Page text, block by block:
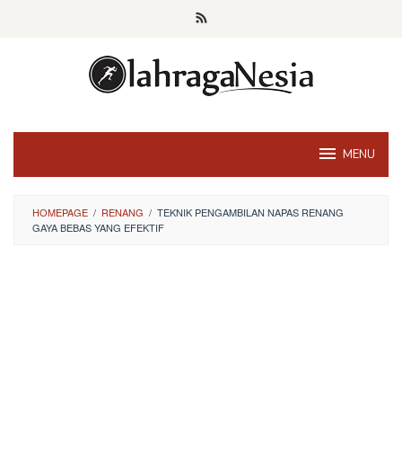
MENU
HOMEPAGE / RENANG / TEKNIK PENGAMBILAN NAPAS RENANG
GAYA BEBAS YANG EFEKTIF